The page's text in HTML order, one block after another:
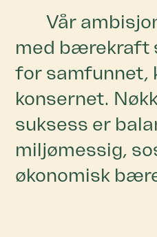
Vår
med bærekraft
for samfunnet,
konsernet.
suksess er
miljømessig,
økonomisk